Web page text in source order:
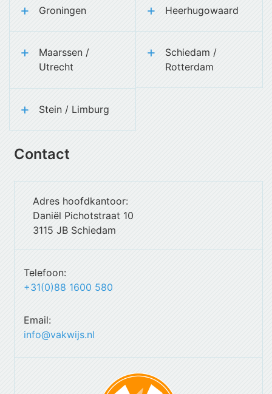
Groningen Heerhugowaard
Maarssen /
Utrecht
Schiedam /
Rotterdam
Stein / Limburg
Contact
Adres hoofdkantoor:
Daniël Pichotstraat 10
3115 JB Schiedam
Telefoon:
+31(0)88 1600 580
Email:
info@vakwijs.nl